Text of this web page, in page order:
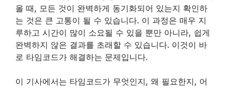
올 때, 모든 것이 완벽하게 동기화되어 있는지 확인하
는 것은 큰 고통이 될 수 있습니다. 이 과정은 매우 지
루하고 시간이 많이 소요될 수 있을 뿐만 아니라, 쉽게
완벽하지 않은 결과를 초래할 수 있습니다. 이것이 바
로 타임코드가 해결하는 문제입니다.
이 기사에서는 타임코드가 무엇인지, 왜 필요한지, 어